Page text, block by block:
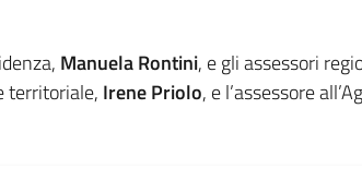
Manuela Rontini, e gli assessori
territoriale, Irene Priolo, e l’assessore